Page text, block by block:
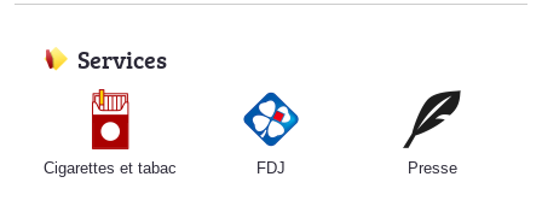
Services
Cigarettes et tabac FDJ Presse